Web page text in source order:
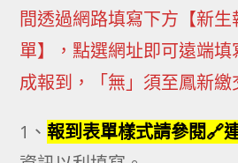
間透過網路填寫下方【新
單】，點選網址即可遠端
成報到，「無」須至鳳新繳
1、 報到表單樣式請參閱🔗